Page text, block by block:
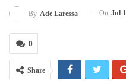
By Ade Laressa On Jul
0
Share